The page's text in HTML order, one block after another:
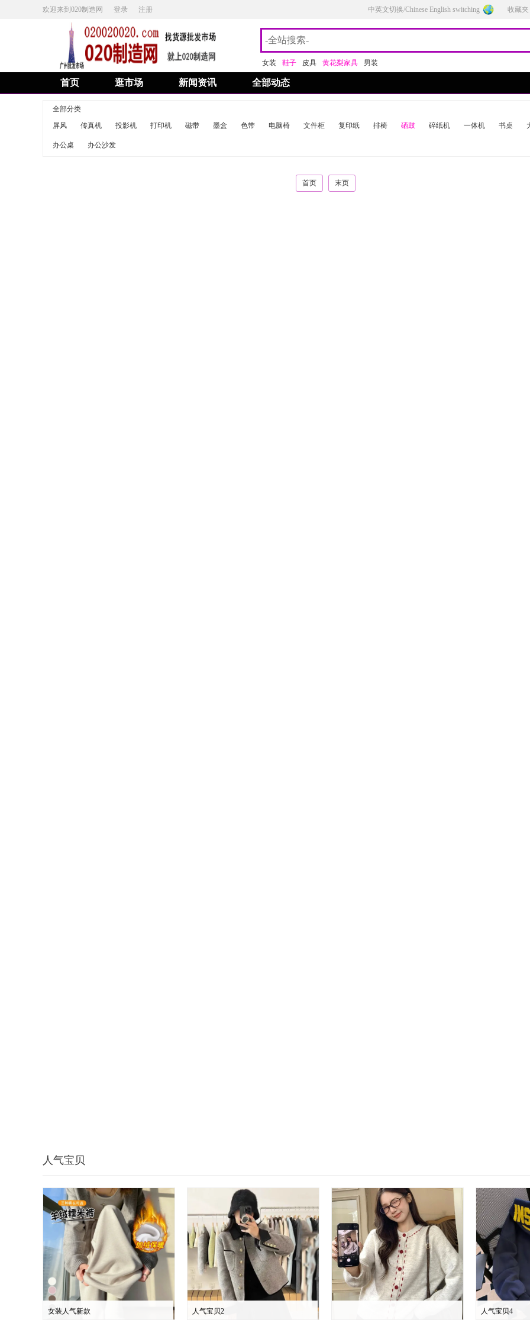
欢迎来到020制造网 登录 注册 中英文切换/Chinese English switching 收藏夹
女装 鞋子 皮具 黄花梨家具 男装
首页 逛市场 新闻资讯 全部动态
全部分类
屏风
传真机 投影机 打印机 磁带 墨盒 色带 电脑椅 文件柜 复印纸 排椅 硒鼓 碎纸机 一体机 书桌
办公桌 办公沙发
首页 末页
人气宝贝
女装人气新款 人气宝贝2 人气宝贝4